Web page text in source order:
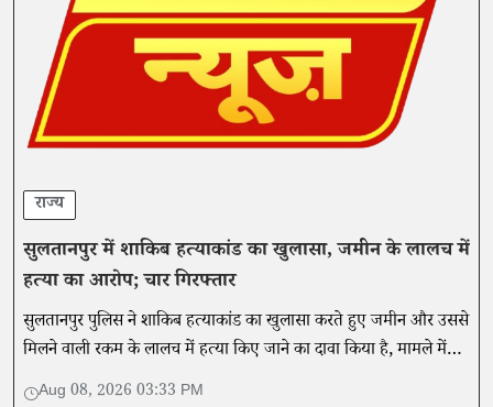
राज्य
सुलतानपुर में शाकिब हत्याकांड का खुलासा, जमीन के लालच में
हत्या का आरोप; चार गिरफ्तार
सुलतानपुर पुलिस ने शाकिब हत्याकांड का खुलासा करते हुए जमीन और उससे
मिलने वाली रकम के लालच में हत्या किए जाने का दावा किया है, मामले में
चार आरोपियों को गिरफ्तार किया गया है।
Aug 08, 2026 03:33 PM